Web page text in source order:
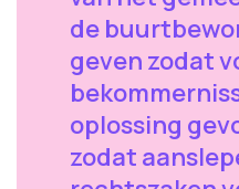
de
geven zodat
oplossing
zodat